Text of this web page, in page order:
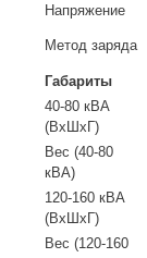
Напряжение
Метод заряда
Габариты
40-80 кВА
(ВxШxГ)
Вес (40-80
кВА)
120-160 кВА
(ВxШxГ)
Вес (120-160